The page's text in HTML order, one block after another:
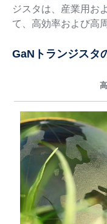
ジスタは、産業用お
て、高効率および高
GaNトランジスタ